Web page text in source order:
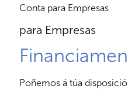
Conta para Empresas
para Empresas
Poñemos á túa